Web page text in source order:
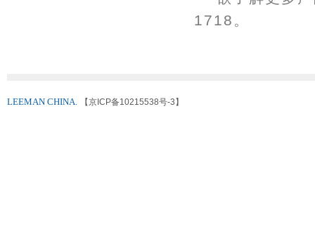
1718。
LEEMAN CHINA. 【京ICP备10215538号-3】